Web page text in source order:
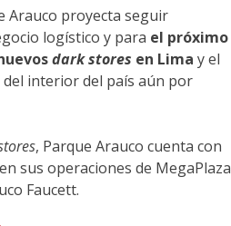
Arauco proyecta seguir
logístico y para el próximo
dark stores en Lima y el
interior del país aún por
, Parque Arauco cuenta con
en sus operaciones de MegaPlaza
Faucett.